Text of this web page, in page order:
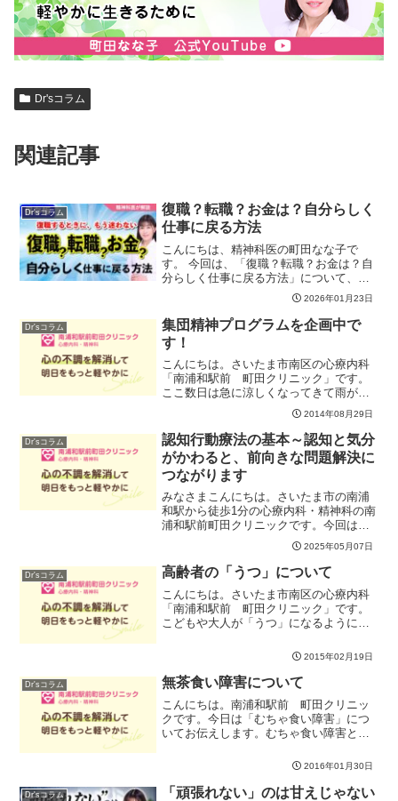
Dr'sコラム
関連記事
Dr'sコラム
復職？転職？お金は？自分らしく
仕事に戻る方法
こんにちは、精神科医の町田なな子で
す。 今回は、「復職？転職？お金は？自
分らしく仕事に戻る方法」について、お
伝えします。「そろそろ仕事に戻らなき
ゃ」と焦る一方で、「また同じように辛
くなったらどうしよう」と不安を感じて
いませんか？無理に答えを...
2026年01月23日
Dr'sコラム
集団精神プログラムを企画中で
す！
こんにちは。さいたま市南区の心療内科
「南浦和駅前 町田クリニック」です。
ここ数日は急に涼しくなってきて雨が降
ったりやんだりとおちつかない天候です
ね。。心身の調子は天候に左右されやす
いもの。今日は調子がいまいちかな～、
波が下向き加減かな～とい...
2014年08月29日
Dr'sコラム
認知行動療法の基本～認知と気分
がかわると、前向きな問題解決に
つながります
みなさまこんにちは。さいたま市の南浦
和駅から徒歩1分の心療内科・精神科の南
浦和駅前町田クリニックです。今回は、
＜認知行動療法＞の基本的な考え方「認
知と気分がかわると、前向きな問題解決
につながる」についてお伝えします。認
知行動療法は、うつ病や...
2025年05月07日
Dr'sコラム 高齢者の「うつ」について
こんにちは。さいたま市南区の心療内科
「南浦和駅前 町田クリニック」です。
こどもや大人が「うつ」になるように、
す。うつ症状が出るきっかけとしては、
退職、ご自身や配偶者の体調不良、脳卒
中や骨折後の身体機能低下...
2015年02月19日
Dr'sコラム 無茶食い障害について
こんにちは。南浦和駅前 町田クリニッ
クです。今日は「むちゃ食い障害」につ
いてお伝えします。むちゃ食い障害と
「神経性大食症」・「過食症」などと言
われる障害とも区別されます。単なる食
べ過ぎの場合には日々の食事...
2016年01月30日
Dr'sコラム
「頑張れない」のは甘えじゃない